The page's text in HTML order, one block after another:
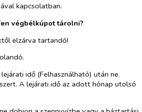
kapcsolatban.
végbélkúpot tárolni?
elzárva tartandó!
idő (Felhasználható) után ne
A lejárati idő az adott hónap utolsó